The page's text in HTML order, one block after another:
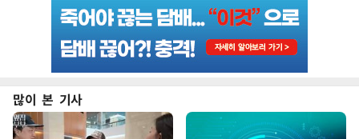
많이 본 기사